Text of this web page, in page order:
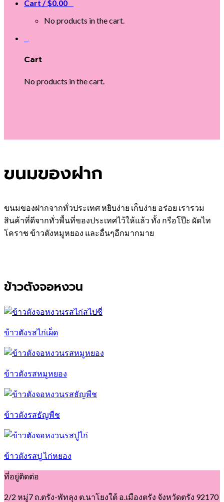
Cart /$0.00
No products in the cart.
Cart
No products in the cart.
ขนมของฝาก
ขนมของฝากจากทั่วประเทศ หยิบง่าย เก็บง่าย อร่อย เรารวม
สินค้าที่ดีจากทั่วพื้นที่ของประเทศไว้ให้แล้ว ทั้ง กรือโป๊ะ ผัดไท
โคราช ข้าวตังหมูหยอง และอื่นๆอีกมากมาย
ข้าวตังจอหงวน
ข้าวตังรสไก่เผ็ด
ข้าวตังรสหมูหยอง
ข้าวตังรสธัญพืช
ข้าวตังรสปู ไก่หยอง
ที่อยู่ติดต่อ
2/2 หมู่7 ถ.ตรัง-พัทลุง ต.นาโยงใต้ อ.เมืองตรัง จังหวัดตรัง 92170